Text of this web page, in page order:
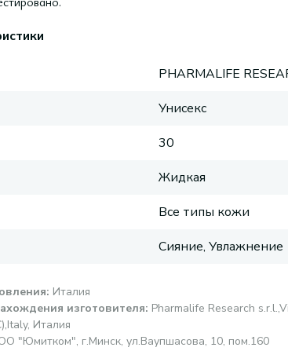
PHARMALIFE
Унисекс
30
Жидкая
Все типы кожи
Сияние, Увлажнение
: Италия
изготовителя: Pharmalife Research
Италия
"Юмитком", г.Минск, ул.Ваупшасова, 10, пом.160